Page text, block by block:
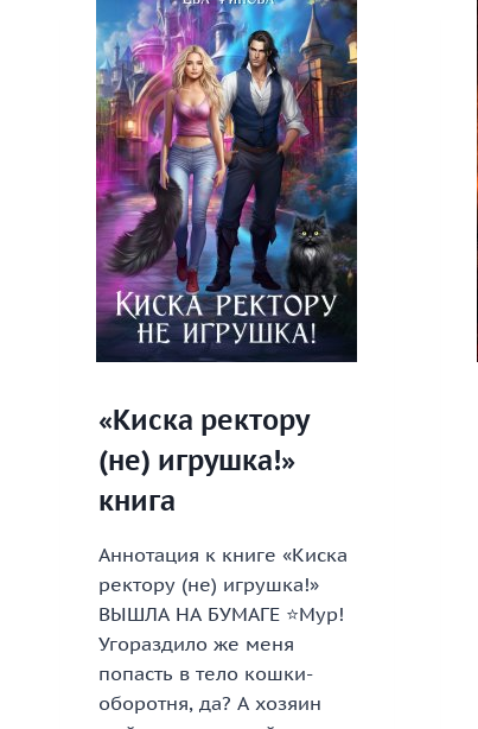
ПОРЯДОК»
КНИГА
«Киска ректору
(не) игрушка!»
книга
Аннотация к книге «Киска
ректору (не) игрушка!»
ВЫШЛА НА БУМАГЕ ⭐Мур!
Угораздило же меня
попасть в тело кошки-
оборотня, да? А хозяин